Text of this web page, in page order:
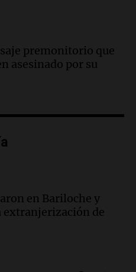
al ir al
sustentable
mucho el teléfono?
premonitorio que
asesinado por su
en Bariloche y
extranjerización de